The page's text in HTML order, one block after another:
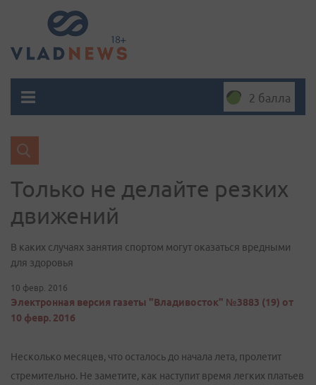
2 балла
Только не делайте резких
движений
В каких случаях занятия спортом могут оказаться вредными
для здоровья
10 февр. 2016
Электронная версия газеты "Владивосток" №3883 (19) от
10 февр. 2016
Несколько месяцев, что осталось до начала лета, пролетит
стремительно. Не заметите, как наступит время легких платьев